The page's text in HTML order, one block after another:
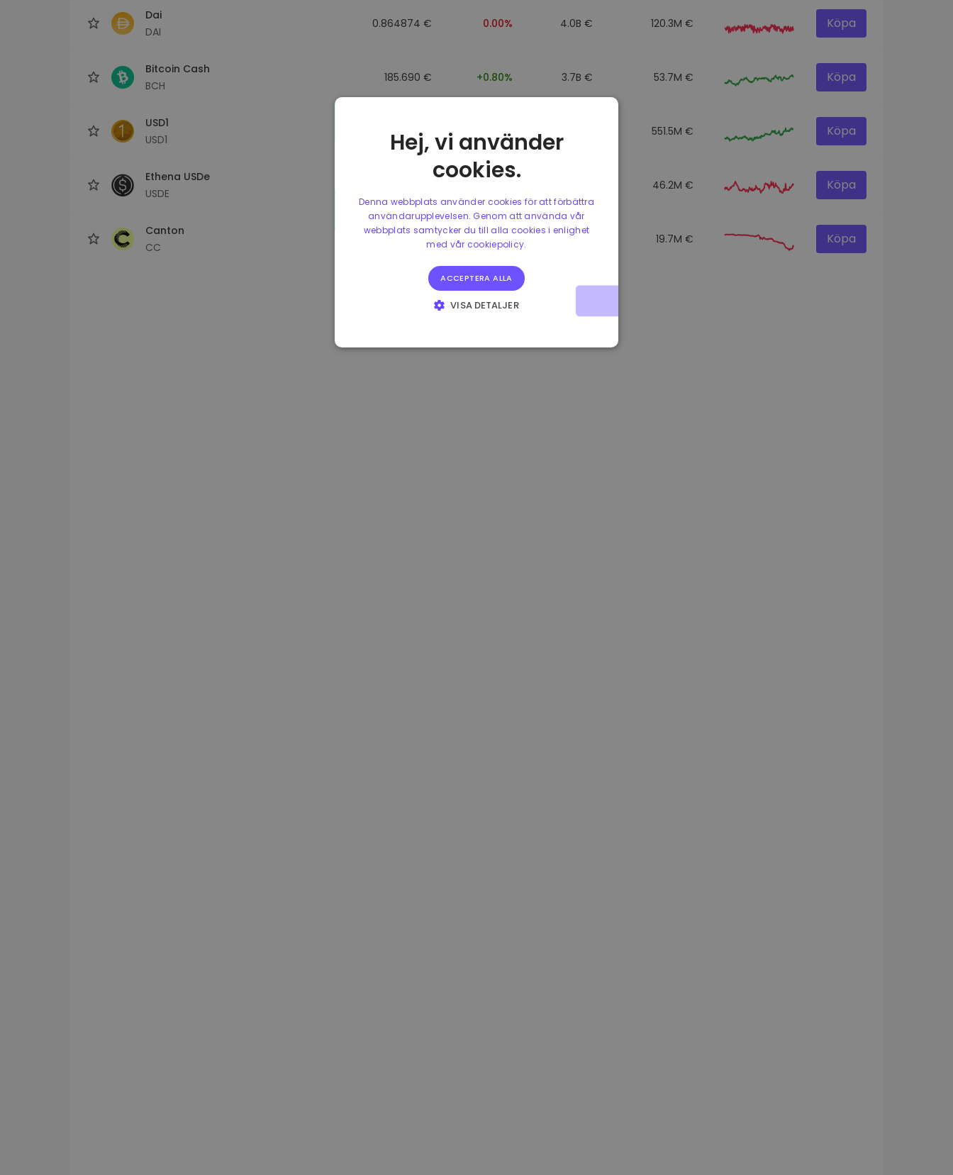
Dai
DAI
0.864874 € 0.00% 4.0B € 120.3M € Köpa
Bitcoin Cash
BCH
185.690 € +0.80% 3.7B € 53.7M € Köpa
USD1
USD1
0.864596 € 0.00% 551.5M € Köpa
Ethena USDe
USDE
46.2M € Köpa
Canton
CC
0.080659000 € -4.80% 3.2B € 19.7M € Köpa
Hej, vi använder
cookies.
Denna webbplats använder cookies för att förbättra
användarupplevelsen. Genom att använda vår
webbplats samtycker du till alla cookies i enlighet
med vår cookiepolicy.
ACCEPTERA ALLA
VISA DETALJER